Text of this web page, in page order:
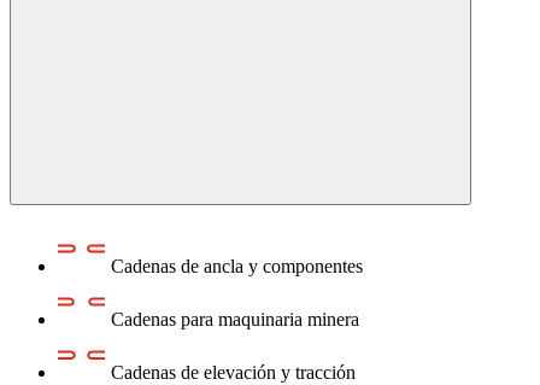
Cadenas de ancla y componentes
Cadenas para maquinaria minera
Cadenas de elevación y tracción